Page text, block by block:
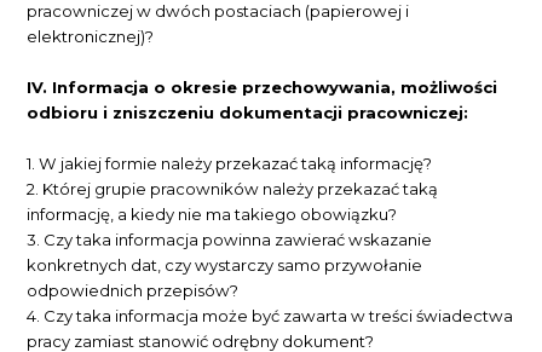
pracowniczej w dwóch postaciach (papierowej i
elektronicznej)?
IV. Informacja o okresie przechowywania, możliwości
odbioru i zniszczeniu dokumentacji pracowniczej:
1. W jakiej formie należy przekazać taką informację?
2. Której grupie pracowników należy przekazać taką
informację, a kiedy nie ma takiego obowiązku?
3. Czy taka informacja powinna zawierać wskazanie
konkretnych dat, czy wystarczy samo przywołanie
odpowiednich przepisów?
4. Czy taka informacja może być zawarta w treści świadectwa
pracy zamiast stanowić odrębny dokument?